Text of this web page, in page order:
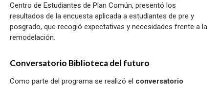
Centro de Estudiantes de Plan Común, presentó los
resultados de la encuesta aplicada a estudiantes de pre y
posgrado, que recogió expectativas y necesidades frente a la
remodelación.
Conversatorio Biblioteca del futuro
Como parte del programa se realizó el conversatorio